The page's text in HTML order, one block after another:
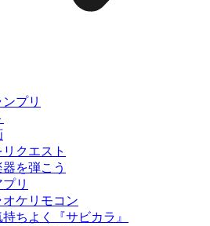
プリ
クエスト
を弾こう
リ
ケリモコン
ちよく『サビカラ』